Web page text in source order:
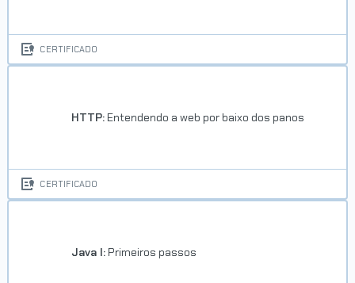
CERTIFICADO
HTTP: Entendendo a web por baixo dos panos
CERTIFICADO
Java I: Primeiros passos